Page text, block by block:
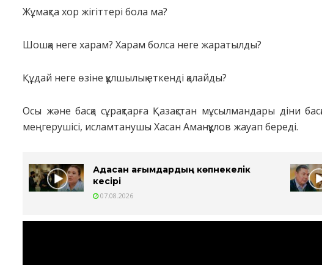
Жұмақта хор жігіттері бола ма?
Шошқа неге харам? Харам болса неге жаратылды?
Құдай неге өзіне құлшылық еткенді қалайды?
Осы және басқа сұрақтарға Қазақстан мұсылмандары діни
меңгерушісі, исламтанушы Хасан Аманқұлов жауап береді.
Адасқан ағымдардың көпнекелік
кесірі
07.08.2026